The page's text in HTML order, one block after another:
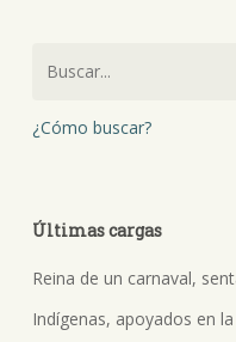
¿Cómo buscar?
Últimas cargas
Reina de un carnaval,
Indígenas, apoyados en